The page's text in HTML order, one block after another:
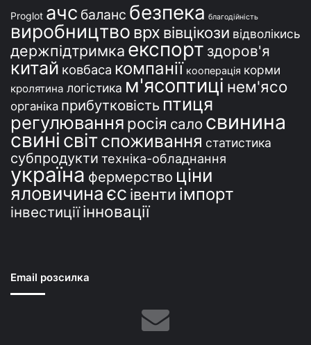
Proglot ачс баланс безпека благодійність
виробництво врх вівцікози відволікись
держпідтримка експорт здоров'я
китай ковбаса компанії кооперація корми
кролятина логістика м'ясоптиці нем'ясо
органіка прибутковість птиця
регулювання росія сало свинина
свині світспоживання статистика
субпродукти техніка-обладнання
україна фермерство ціни
яловичинаєс івенти імпорт
інвестиції інновації
Email розсилка